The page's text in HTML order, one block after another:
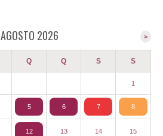
AGOSTO 2026 >
Q Q S S
1
5 6 7 8
12 13 14 15